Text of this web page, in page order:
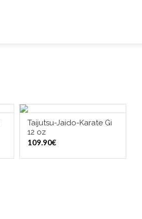
VALITSE VAIHTOEHDOISTA
Taijutsu-Jaido-Karate Gi
12 oz
109.90€